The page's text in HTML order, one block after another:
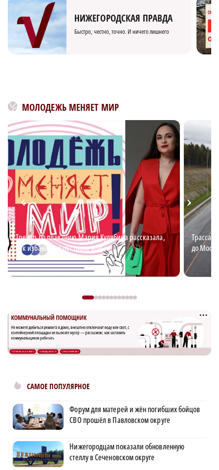
НИЖЕГОРОДСКАЯ ПРАВДА
Быстро, честно, точно. И ничего лишнего
МОЛОДЕЖЬ МЕНЯЕТ МИР
Тренер по плаванию Мария Кулябина рассказала,
как избавиться от страха воды
Трасса
до
САМОЕ ПОПУЛЯРНОЕ
Форум для матерей и жён погибших бойцов
СВО прошёл в Павловском округе
Нижегородцам показали обновленную
стеллу в Сеченовском округе